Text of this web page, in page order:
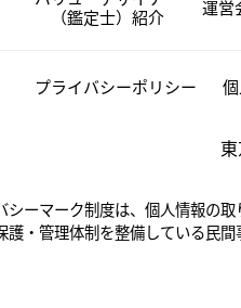
（鑑定士）紹介
運営
プライバシーポリシー
シーマーク制度は、個人情報の取
護・管理体制を整備している民間